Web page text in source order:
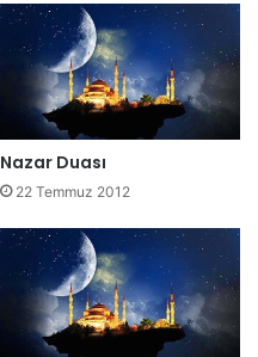
Nazar Duası
22 Temmuz 2012